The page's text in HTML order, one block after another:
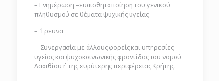
– Ενημέρωση –ευαισθητοποίηση του γενικού
πληθυσμού σε θέματα ψυχικής υγείας
– Έρευνα
– Συνεργασία με άλλους φορείς και υπηρεσίες
υγείας και ψυχοκοινωνικής φροντίδας του νομού
Λασιθίου ή της ευρύτερης περιφέρειας Κρήτης.